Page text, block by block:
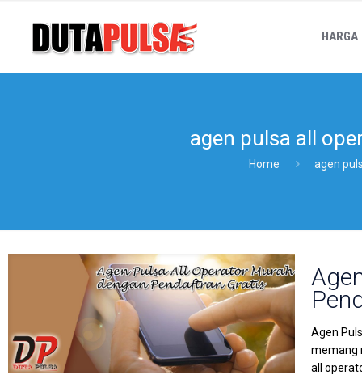
HARGA
agen pulsa all
Home agen
Agen
memang
all